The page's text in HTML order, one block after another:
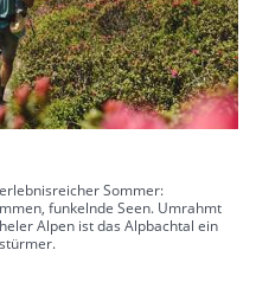
Sommer:
funkelnde Seen. Umrahmt
Alpen ist das Alpbachtal ein